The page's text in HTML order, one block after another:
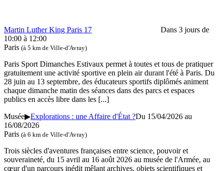
Martin Luther King Paris 17
Dans 3 jours de
10:00 à 12:00
Paris (à 5 km de Ville-d'Avray)
Paris Sport Dimanches Estivaux permet à toutes et tous de pratiquer
gratuitement une activité sportive en plein air durant l'été à Paris. Du
28 juin au 13 septembre, des éducateurs sportifs diplômés animent
chaque dimanche matin des séances dans des parcs et espaces
publics en accès libre dans les [...]
Musée▶Explorations : une Affaire d'État ?Du 15/04/2026 au
16/08/2026
Paris (à 6 km de Ville-d'Avray)
Trois siècles d'aventures françaises entre science, pouvoir et
souveraineté, du 15 avril au 16 août 2026 au musée de l'Armée, au
cœur d'un parcours inédit mêlant archives, objets scientifiques et